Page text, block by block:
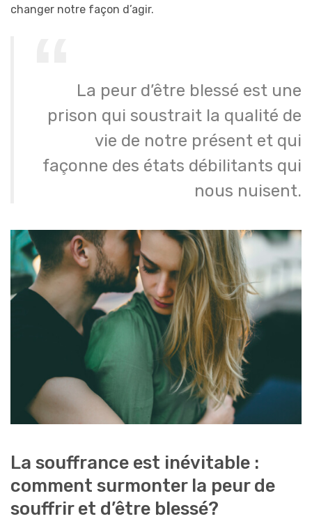
changer notre façon d’agir.
La peur d’être blessé est une
prison qui soustrait la qualité de
vie de notre présent et qui
façonne des états débilitants qui
nous nuisent.
La souffrance est inévitable :
comment surmonter la peur de
souffrir et d’être blessé?